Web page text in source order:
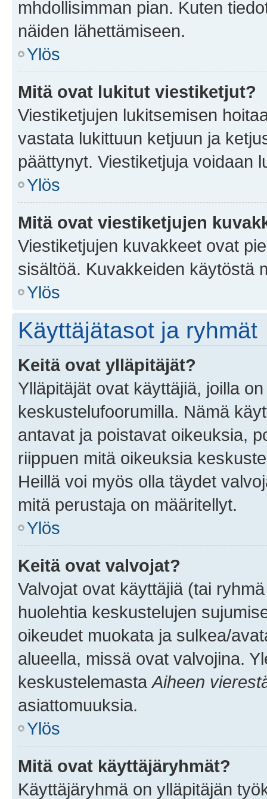
mhdollisimman pian. Kuten
näiden lähettämiseen.
Ylös
Mitä ovat lukitut viestiketjut?
Viestiketjujen lukitsemisen
vastata lukittuun ketjuun ja
päättynyt. Viestiketjuja voidaan
Ylös
Mitä ovat viestiketjujen
Viestiketjujen kuvakkeet ovat
sisältöä. Kuvakkeiden käytöstä
Ylös
Käyttäjätasot ja ryhmät
Keitä ovat ylläpitäjät?
Ylläpitäjät ovat käyttäjiä, joilla
keskustelufoorumilla. Nämä
antavat ja poistavat oikeuksia,
riippuen mitä oikeuksia
Heillä voi myös olla täydet
mitä perustaja on määritellyt.
Ylös
Keitä ovat valvojat?
Valvojat ovat käyttäjiä (tai
huolehtia keskustelujen
oikeudet muokata ja sulkea/
alueella, missä ovat valvojina.
keskustelemastaAiheen
asiattomuuksia.
Ylös
Mitä ovat käyttäjäryhmät?
Käyttäjäryhmä on ylläpitäjän